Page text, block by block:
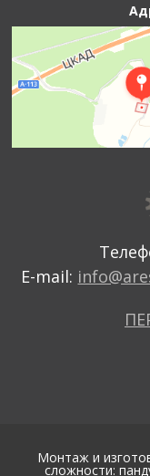
E-mail:
Монтаж и
сложности: